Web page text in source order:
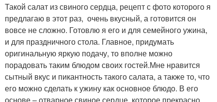
Такой салат из свиного сердца, рецепт с фото которого я
предлагаю в этот раз, очень вкусный, а готовится он
вовсе не сложно. Готовлю я его и для семейного ужина,
и для праздничного стола. Главное, придумать
оригинальную яркую подачу, то вполне можно
порадовать таким блюдом своих гостей.Мне нравится
сытный вкус и пикантность такого салата, а также то, что
его можно сделать к ужину как основное блюдо. В его